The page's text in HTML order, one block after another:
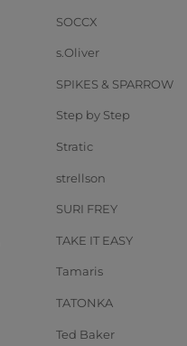
SOCCX
s.Oliver
SPIKES & SPARROW
Step by Step
Stratic
strellson
SURI FREY
TAKE IT EASY
Tamaris
TATONKA
Ted Baker